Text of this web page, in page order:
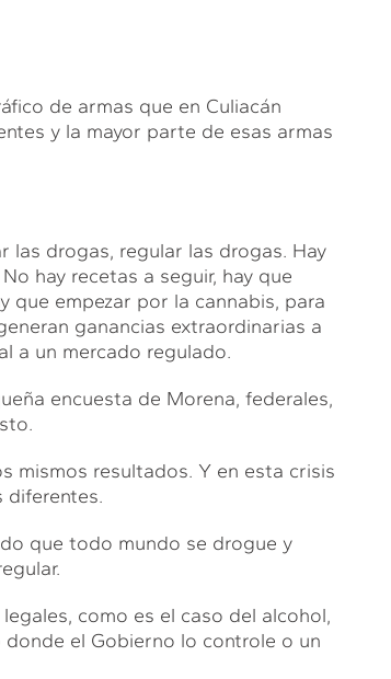
de armas que en Culiacán
y la mayor parte de esas armas
las drogas, regular las drogas. Hay
hay recetas a seguir, hay que
que empezar por la cannabis, para
ganancias extraordinarias a
a un mercado regulado.
encuesta de Morena, federales,
mismos resultados. Y en esta crisis
diferentes.
que todo mundo se drogue y
como es el caso del alcohol,
el Gobierno lo controle o un